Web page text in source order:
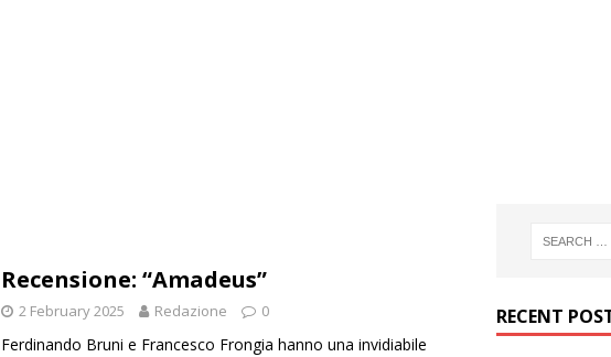
Recensione: “Amadeus”
2 February 2025 Redazione 0
Ferdinando Bruni e Francesco Frongia hanno una invidiabile
RECENT